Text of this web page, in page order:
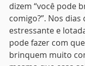
dizem “você pode
comigo?”. Nos
estressante e
pode fazer com
brinquem muito